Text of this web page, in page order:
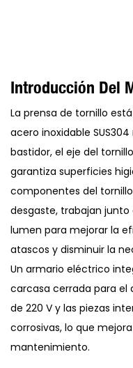
Introducción Del
La prensa de tornillo
acero inoxidable
bastidor, el eje del
garantiza superficies
componentes del
desgaste, trabajan
lumen para mejorar la
atascos y disminuir la
Un armario eléctrico
carcasa cerrada para
de 220 V y las piezas
corrosivas, lo que
mantenimiento.